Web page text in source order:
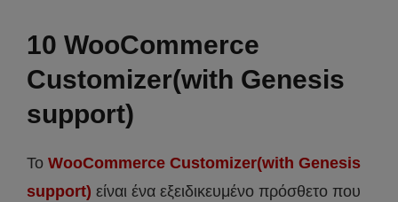
10 WooCommerce
Customizer(with Genesis
support)
Το WooCommerce Customizer(with Genesis
support) είναι ένα εξειδικευμένο πρόσθετο που